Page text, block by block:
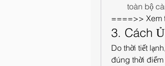
toàn bộ
====>> Xem
3. Cách
Do thời tiết
đúng thời